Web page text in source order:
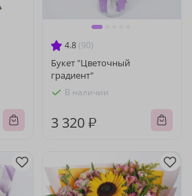
4.8 (90)
Букет "Цветочный
градиент"
В наличии
3 320 ₽